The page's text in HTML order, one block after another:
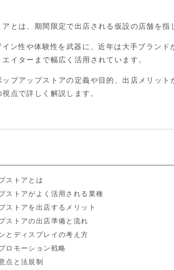
とは、期間限定で出店される仮設の店舗を指
ン性や体験性を武器に、近年は大手ブランド
イターまで幅広く活用されています。
プアップストアの定義や目的、出店メリット
点で詳しく解説します。
ストアとは
ストアがよく活用される業種
ストアを出店するメリット
ストアの出店準備と流れ
とディスプレイの考え方
ロモーション戦略
点と法規制